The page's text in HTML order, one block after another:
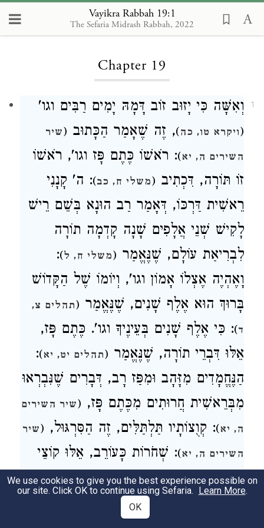
Vayikra Rabbah 19:1
The Sefaria Midrash Rabbah, 2022
Loading...
Chapter 19
1 וְאִשָּׁה כִּי יָזוּב זוֹב דָּמָהּ יָמִים רַבִּים וגו'
(ויקרא טו, כה), זֶה שֶׁאָמַר הַכָּתוּב (שיר
השירים ה, יא): רֹאשׁוֹ כֶּתֶם פָּז וגו', רֹאשׁוֹ
זוֹ תּוֹרָה, דִּכְתִיב (משלי ח, כב): ה' קָנָנִי
רֵאשִׁית דַּרְכּוֹ, דְּאָמַר רַב הוּנָא בְּשֵׁם רֵישׁ
לָקִישׁ שְׁנֵי אֲלָפִים שָׁנָה קָדְמָה תוֹרָה
לִבְרִיאַת עוֹלָם, שֶׁנֶּאֱמַר (משלי ח, ל)
:
וָאֶהְיֶה אֶצְלוֹ אָמוֹן וגו', וְיוֹמוֹ שֶׁל הַקָּדוֹשׁ
בָּרוּךְ הוּא אֶלֶף שָׁנִים, שֶׁנֶּאֱמַר (תהלים צ,
ד): כִּי אֶלֶף שָׁנִים בְּעֵינֶיךָ וגו'. כֶּתֶם פָּז,
אֵלּוּ דִּבְרֵי תוֹרָה, שֶׁנֶּאֱמַר (תהלים יט, יא)
:
הַנֶּחֱמָדִים מִזָּהָב וּמִפַּז רָב, דְּבָרִים שֶׁנִּבְרְאוּ
מִבְּרֵאשִׁית חֲרוּתִים מִכֶּתֶם פָּז, (שיר השירים
ה, יא): קְוֻצוֹתָיו תַּלְתַּלִּים, זֶה הַסִּרְגּוּל, (שיר
השירים ה, יא): שְׁחֹרוֹת כָּעוֹרֵב, אֵלּוּ קוֹצֵי
הָאוֹתִיּוֹת, דִּבְרֵי רַבִּי אֱלִיעֶזֶר. רַבִּי יְהוֹשֻׁעַ
אוֹמֵר תַּלְתַּלִּים בְּמִי הֵן מִתְקַיְּמוֹת בְּמִי
We use cookies to give you the best experience possible on
our site. Click OK to continue using Sefaria. Learn More.
OK